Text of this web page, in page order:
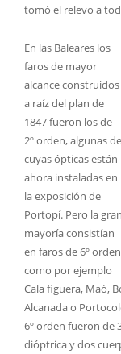
tomó el relevo a
En las Baleares los
faros de mayor
alcance construidos
a raíz del plan de
1847 fueron los de
2º orden, algunas de
cuyas ópticas están
ahora instaladas en
la exposición de
Portopí. Pero la gran
mayoría consistían
en faros de 6º orden
como por ejemplo
Cala figuera, Maó,
Alcanada o
6º orden fueron de
dióptrica y dos